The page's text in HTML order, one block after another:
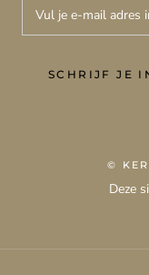
SCHRIJF JE
©
Deze